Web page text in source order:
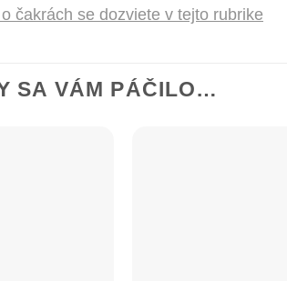
čakrách se dozviete v tejto rubrike
SA VÁM PÁČILO…